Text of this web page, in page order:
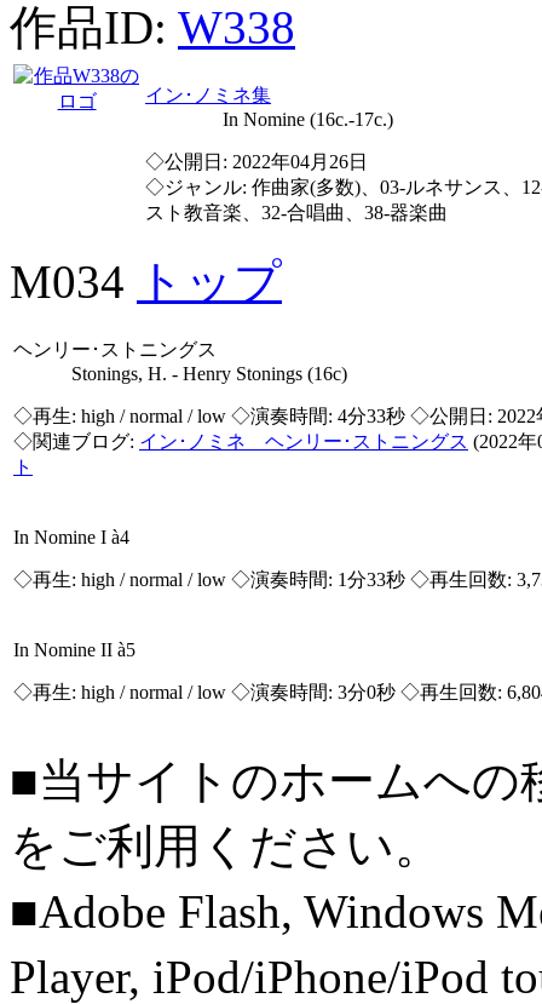
作品ID: W338
イン･ノミネ集
In Nomine (16c.-17c.)
◇公開日: 2022年04月26日
◇ジャンル: 作曲家(多数)、03-ルネサンス、
スト教音楽、32-合唱曲、38-器楽曲
M034 トップ
ヘンリー･ストニングス
Stonings, H. - Henry Stonings (16c)
◇再生: high / normal / low ◇演奏時間: 4分33秒 ◇公開日: 2022
◇関連ブログ: イン･ノミネ ヘンリー･ストニングス (2022
ト
In Nomine I à4
◇再生: high / normal / low ◇演奏時間: 1分33秒 ◇再生回数:
In Nomine II à5
◇再生: high / normal / low ◇演奏時間: 3分0秒 ◇再生回数:
■当サイトのホームへの
をご利用ください。
■Adobe Flash, Windows
Player, iPod/iPhone/iPod